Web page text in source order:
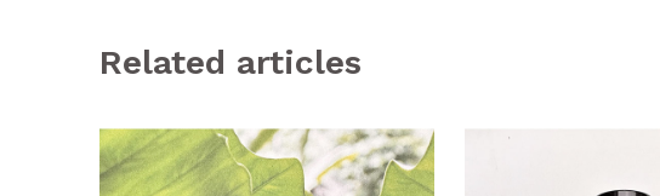
Related articles